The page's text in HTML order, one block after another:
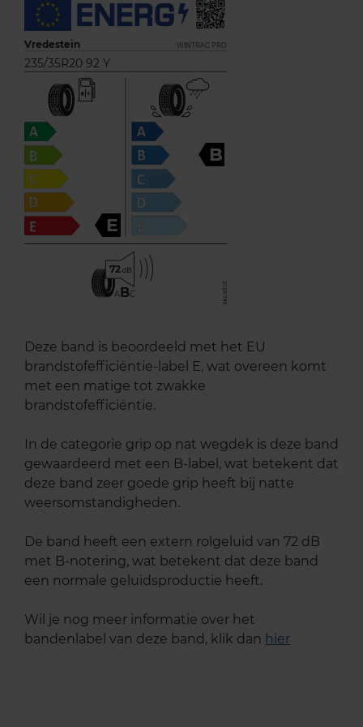
Vredestein WINTRAC PRO
235/35R20 92 Y
E
B
72
ABC
Deze band is beoordeeld met het EU
brandstofefficiëntie-label E, wat overeen komt
met een matige tot zwakke
brandstofefficiëntie.
In de categorie grip op nat wegdek is deze band
gewaardeerd met een B-label, wat betekent dat
deze band zeer goede grip heeft bij natte
weersomstandigheden.
De band heeft een extern rolgeluid van 72 dB
met B-notering, wat betekent dat deze band
een normale geluidsproductie heeft.
Wil je nog meer informatie over het
bandenlabel van deze band, klik dan hier